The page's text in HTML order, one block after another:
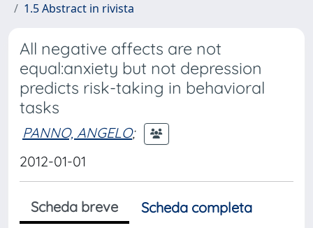
1.5 Abstract in rivista
All negative affects are not
equal:anxiety but not depression
predicts risk-taking in behavioral
tasks
PANNO, ANGELO;
2012-01-01
Scheda breve
Scheda completa